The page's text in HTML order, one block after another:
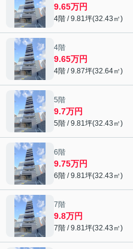
9.65万円
4階 / 9.81坪(32.43㎡)
4階
9.65万円
4階 / 9.87坪(32.64㎡)
5階
9.7万円
5階 / 9.81坪(32.43㎡)
6階
9.75万円
6階 / 9.81坪(32.43㎡)
7階
9.8万円
7階 / 9.81坪(32.43㎡)